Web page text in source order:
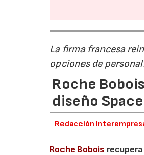
La firma francesa
opciones de
Roche
diseño
Redacción
Roche Bobois